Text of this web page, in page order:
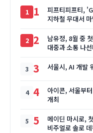
1
피프티피프티,
지하철 무대서
2
남유정, 8월 중
대중과 소통 나
3 서울시, AI 개발
4
아이콘, 서울부
개최
5
메이딘 마시로,
비주얼로 솔로